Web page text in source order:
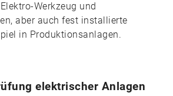
Werkzeug und
aber auch fest installierte
in Produktionsanlagen.
elektrischer Anlagen